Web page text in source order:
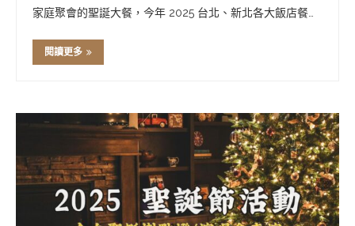
家庭聚會的聖誕大餐，今年 2025 台北、新北各大飯店餐廳
組合，從高空景觀餐廳、五星飯店牛排館，到充滿耶誕氛圍
閱讀更多